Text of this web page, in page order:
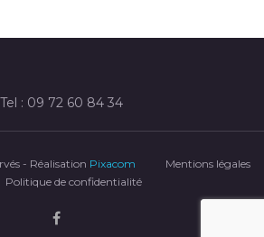
Tel : 09 72 60 84 34
- Réalisation Pixacom
Mentions légales
Politique de confidentialité